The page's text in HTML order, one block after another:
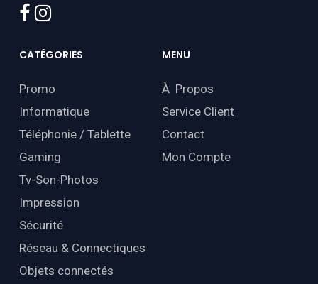
facebook
instagram
CATÉGORIES
Promo
Informatique
Téléphonie / Tablette
Gaming
Tv-Son-Photos
Impression
Sécurité
Réseau & Connectiques
Objets connectés
MENU
À Propos
Service Client
Contact
Mon Compte